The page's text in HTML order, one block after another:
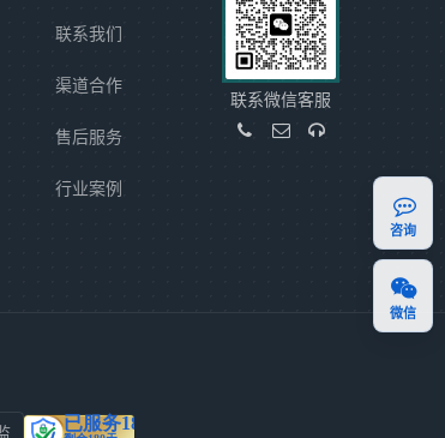
联系我们
渠道合作
售后服务
行业案例
联系微信客服
咨询
微信